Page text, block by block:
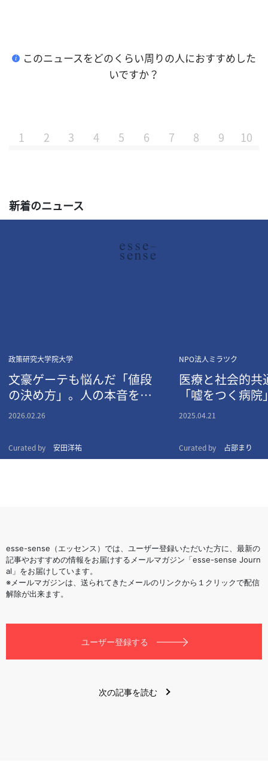
i
このニュースをどのくらい周りの人におすすめした
いですか？
1 2 3 4 5 6 7 8 9 10
新着のニュース
政策研究大学院大学
文豪ゲーテも悩んだ「値段
の決め方」。人の本音をあ
ぶり出す、経済学という名
2026.02.26
Curated by 安田洋祐
NPO法人ミラツク
医療と社会的
「嘘をつく病
宅緩和ケア」へ
2025.04.21
Curated by 占部まり
esse-sense（エッセンス）では、ユーザー登録いただいた方に、最新の
記事やおすすめの情報をお届けするメールマガジン「esse-sense Journ
al」をお届けしています。
※メールマガジンは、送られてきたメールのリンクから１クリックで配信
解除が出来ます。
ユーザー登録する
次の記事を読む